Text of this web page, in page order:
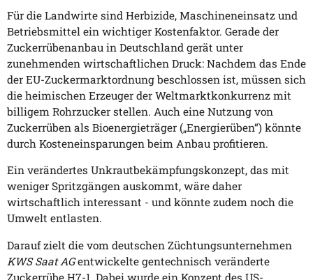
Für die Landwirte sind Herbizide, Maschineneinsatz und
Betriebsmittel ein wichtiger Kostenfaktor. Gerade der
Zuckerrübenanbau in Deutschland gerät unter
zunehmenden wirtschaftlichen Druck: Nachdem das Ende
der EU-Zuckermarktordnung beschlossen ist, müssen sich
die heimischen Erzeuger der Weltmarktkonkurrenz mit
billigem Rohrzucker stellen. Auch eine Nutzung von
Zuckerrüben als Bioenergieträger („Energierüben“) könnte
durch Kosteneinsparungen beim Anbau profitieren.
Ein verändertes Unkrautbekämpfungskonzept, das mit
weniger Spritzgängen auskommt, wäre daher
wirtschaftlich interessant - und könnte zudem noch die
Umwelt entlasten.
Darauf zielt die vom deutschen Züchtungsunternehmen
KWS Saat AGentwickelte gentechnisch veränderte
Zuckerrübe H7-1. Dabei wurde ein Konzept des US-